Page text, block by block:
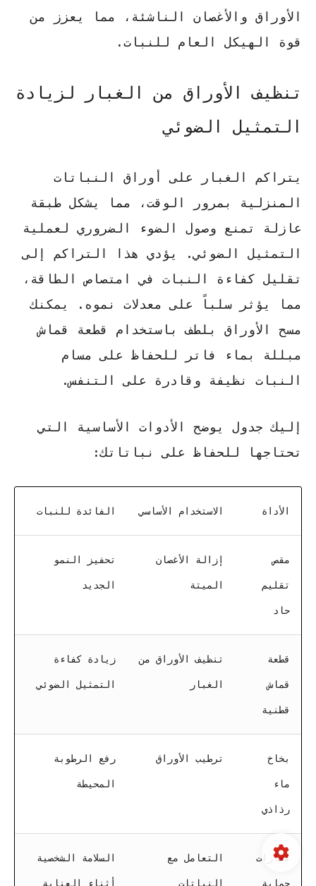
الأوراق والأغصان الناشئة، مما يعزز من
قوة الهيكل العام للنبات.
تنظيف الأوراق من الغبار لزيادة
التمثيل الضوئي
يتراكم الغبار على أوراق النباتات
المنزلية بمرور الوقت، مما يشكل طبقة
عازلة تمنع وصول الضوء الضروري لعملية
التمثيل الضوئي. يؤدي هذا التراكم إلى
تقليل كفاءة النبات في امتصاص الطاقة،
مما يؤثر سلباً على معدلات نموه. يمكنك
مسح الأوراق بلطف باستخدام قطعة قماش
مبللة بماء فاتر للحفاظ على مسام
النبات نظيفة وقادرة على التنفس.
إليك جدول يوضح الأدوات الأساسية التي
تحتاجها للحفاظ على نباتاتك:
الأداة الاستخدام الأساسي الفائدة للنبات
مقص
تقليم
حاد
إزالة الأغصان
الميتة
تحفيز النمو
الجديد
قطعة
قماش
قطنية
تنظيف الأوراق من
الغبار
زيادة كفاءة
التمثيل الضوئي
بخاخ
ماء
رذاذي
ترطيب الأوراق رفع الرطوبة
المحيطة
قفازات
حماية
التعامل مع
النباتات
السلامة الشخصية
أثناء العناية